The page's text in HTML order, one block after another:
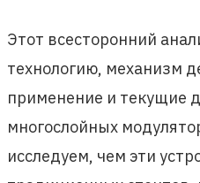
Этот всесторонний
технологию, механизм
применение и текущие
многослойных
исследуем, чем эти